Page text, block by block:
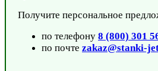
Получите персональное
по телефону 8 (800) 301
по почте zakaz@stanki-